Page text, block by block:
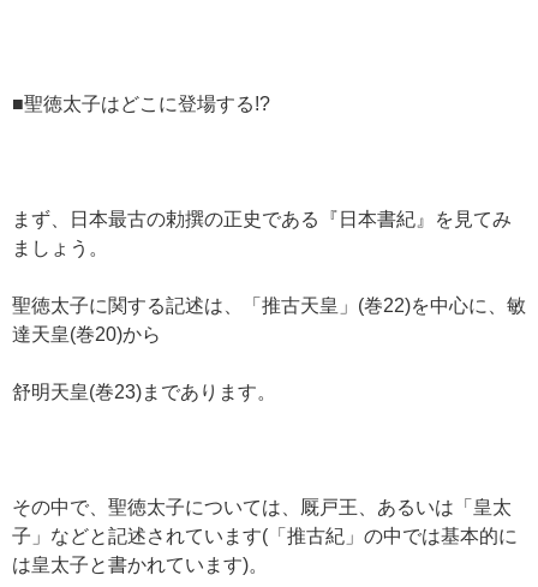
■聖徳太子はどこに登場する!?
まず、日本最古の勅撰の正史である『日本書紀』を見てみ
ましょう。
聖徳太子に関する記述は、「推古天皇」(巻22)を中心に、敏
達天皇(巻20)から
舒明天皇(巻23)まであります。
その中で、聖徳太子については、厩戸王、あるいは「皇太
子」などと記述されています(「推古紀」の中では基本的に
は皇太子と書かれています)。